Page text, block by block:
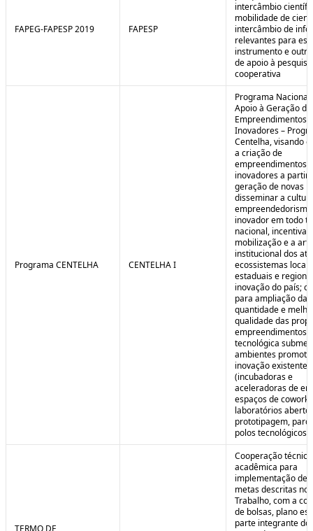
FAPEG-FAPESP 2019 FAPESP
intercâmbio
mobilidade de
intercâmbio de
relevantes para
instrumento e
de apoio à pesquisa
cooperativa
Programa CENTELHA CENTELHA I
Programa Nacional
Apoio à Geração de
Empreendimentos
Inovadores –
Centelha, visando
a criação de
empreendimentos
inovadores a partir
geração de novas
disseminar a
empreendedorismo
inovador em todo
nacional,
mobilização e a
institucional dos
ecossistemas
estaduais e
inovação do país;
para ampliação da
quantidade e
qualidade das
empreendimentos
tecnológica
ambientes
inovação
(incubadoras e
aceleradoras de
espaços de
laboratórios
prototipagem,
polos tecnológicos
TERMO DE
Cooperação
acadêmica para
implementação de
metas descritas no
Trabalho, com a
de bolsas, plano
parte integrante do